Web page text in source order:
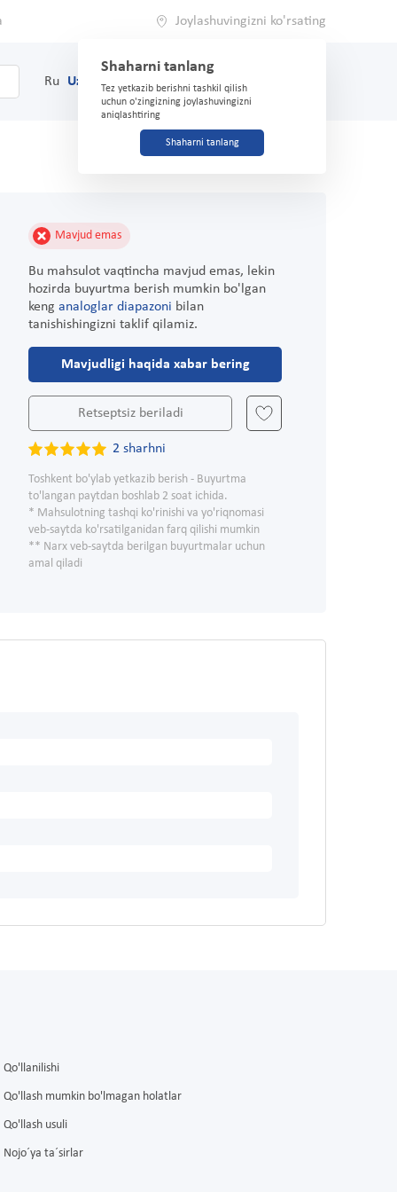
Joylashuvingizni ko'rsating
Shaharni tanlang
Tez yetkazib berishni tashkil qilish
uchun o'zingizning joylashuvingizni
aniqlashtiring
Shaharni tanlang
Ru Uz (71) 200-03-03
Mavjud emas
Bu mahsulot vaqtincha mavjud emas, lekin
hozirda buyurtma berish mumkin bo'lgan
keng analoglar diapazoni bilan
tanishishingizni taklif qilamiz.
Mavjudligi haqida xabar bering
Retseptsiz beriladi
2 sharhni
Toshkent bo'ylab yetkazib berish - Buyurtma
to'langan paytdan boshlab 2 soat ichida.
* Mahsulotning tashqi ko'rinishi va yo'riqnomasi
veb-saytda ko'rsatilganidan farq qilishi mumkin
** Narx veb-saytda berilgan buyurtmalar uchun
amal qiladi
Qo'llanilishi
Qo'llash mumkin bo'lmagan holatlar
Qo'llash usuli
Nojo´ya ta´sirlar